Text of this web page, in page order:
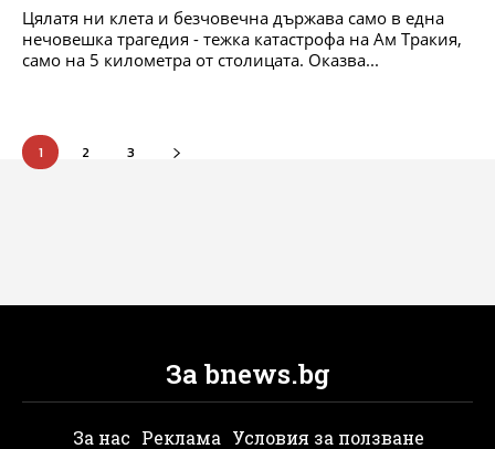
Цялатя ни клета и безчовечна държава само в една
нечовешка трагедия - тежка катастрофа на Ам Тракия,
само на 5 километра от столицата. Оказва...
1 2 3
За bnews.bg
За нас Реклама Условия за ползване